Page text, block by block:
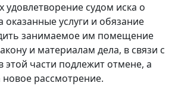
удовлетворение судом иска о
оказанные услуги и обязание
занимаемое им помещение
и материалам дела, в связи с
этой части подлежит отмене, а
рассмотрение.